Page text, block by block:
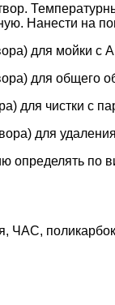
Нанести на
для мойки
для общего
для чистки с
для
по
ЧАС,